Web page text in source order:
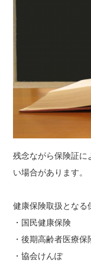
残念ながら保険証に
い場合があります。
健康保険取扱となる
・国民健康保険
・後期高齢者医療保
・協会けんぽ